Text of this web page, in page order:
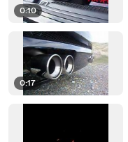
0:10
0:17